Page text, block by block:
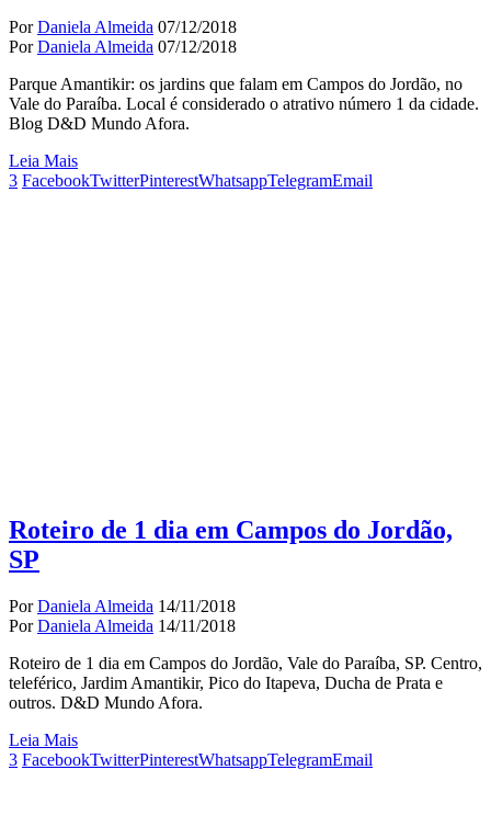
PorDaniela Almeida 07/12/2018
PorDaniela Almeida 07/12/2018
Parque Amantikir: os jardins que falam em Campos do Jordão, no
Vale do Paraíba. Local é considerado o atrativo número 1 da cidade.
Blog D&D Mundo Afora.
Leia Mais
3 FacebookTwitterPinterestWhatsappTelegramEmail
Roteiro de 1 dia em Campos do Jordão,
SP
PorDaniela Almeida 14/11/2018
PorDaniela Almeida 14/11/2018
Roteiro de 1 dia em Campos do Jordão, Vale do Paraíba, SP. Centro,
teleférico, Jardim Amantikir, Pico do Itapeva, Ducha de Prata e
outros. D&D Mundo Afora.
Leia Mais
3 FacebookTwitterPinterestWhatsappTelegramEmail